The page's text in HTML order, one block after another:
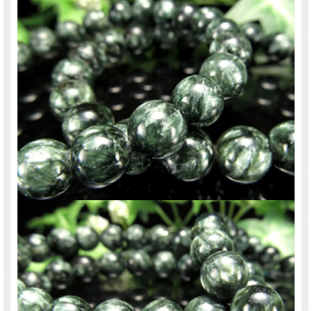
関連キーワード
天然石 パワーストーン 海外直輸入 バイヤー厳選 プレゼント ギフト メンズ レデ
ィース 卸し 卸価格 実店舗 ハンドメイド サイズ直し コムローズ comrose